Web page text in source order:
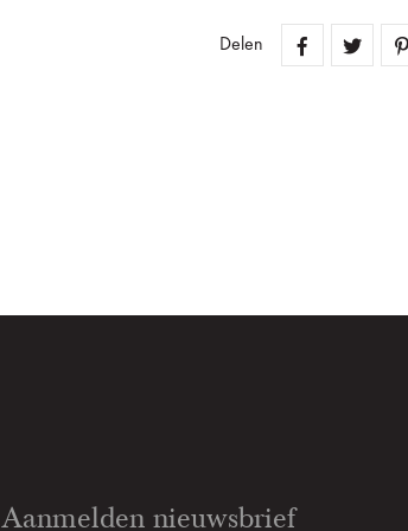
Delen
Aanmelden nieuwsbrief